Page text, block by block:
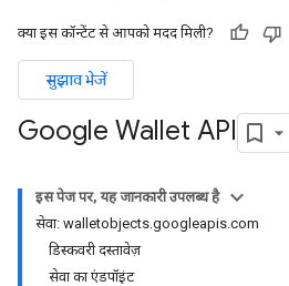
क्या इस कॉन्टेंट से आपको मदद मिली?
सुझाव भेजें
Google Wallet API
इस पेज पर, यह जानकारी उपलब्ध है
सेवा: walletobjects.googleapis.com
डिस्कवरी दस्तावेज़
सेवा का एंडपॉइंट